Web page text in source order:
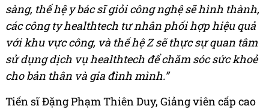
sàng, thế hệ y bác sĩ giỏi công nghệ sẽ hình thành,
các công ty healthtech tư nhân phối hợp hiệu quả
với khu vực công, và thế hệ Z sẽ thực sự quan tâm
sử dụng dịch vụ healthtech để chăm sóc sức khoẻ
cho bản thân và gia đình mình.”
Tiến sĩ Đặng Phạm Thiên Duy, Giảng viên cấp cao